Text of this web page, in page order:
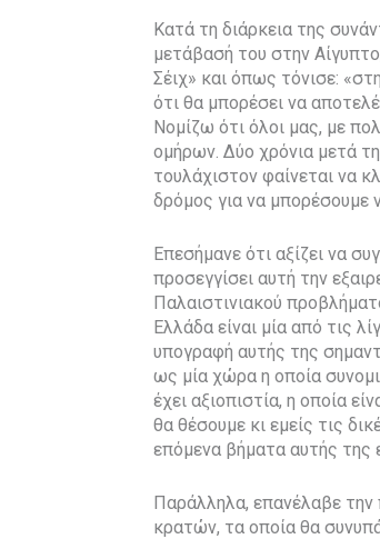
Κατά τη διάρκεια της
μετάβασή του στην
Σέιχ» και όπως τόνισε:
ότι θα μπορέσει να
Νομίζω ότι όλοι μας, με
ομήρων. Δύο χρόνια μετά
τουλάχιστον φαίνεται να
δρόμος για να μπορέσουμε
Επεσήμανε ότι αξίζει να
προσεγγίσει αυτή την
Παλαιστινιακού
Ελλάδα είναι μία από τις
υπογραφή αυτής της
ως μία χώρα η οποία
έχει αξιοπιστία, η οποία
θα θέσουμε κι εμείς τις
επόμενα βήματα αυτής της
Παράλληλα, επανέλαβε την
κρατών, τα οποία θα